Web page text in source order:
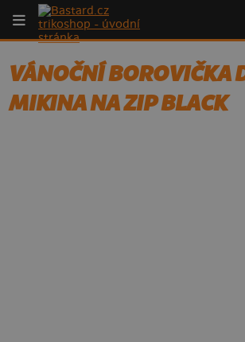
VÁNOČNÍ BOROVIČKA
MIKINA NA ZIP BLACK